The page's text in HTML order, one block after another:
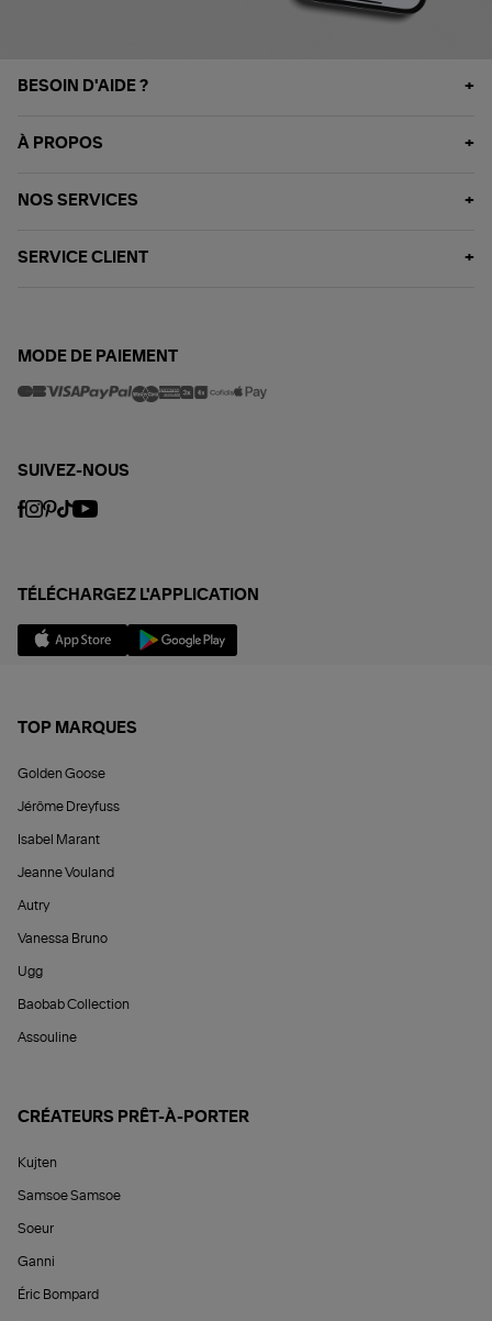
BESOIN D'AIDE ?
À PROPOS
NOS SERVICES
SERVICE CLIENT
MODE DE PAIEMENT
SUIVEZ-NOUS
TÉLÉCHARGEZ L'APPLICATION
TOP MARQUES
Golden Goose
Jérôme Dreyfuss
Isabel Marant
Jeanne Vouland
Autry
Vanessa Bruno
Ugg
Baobab Collection
Assouline
CRÉATEURS PRÊT-À-PORTER
Kujten
Samsoe Samsoe
Soeur
Ganni
Éric Bompard